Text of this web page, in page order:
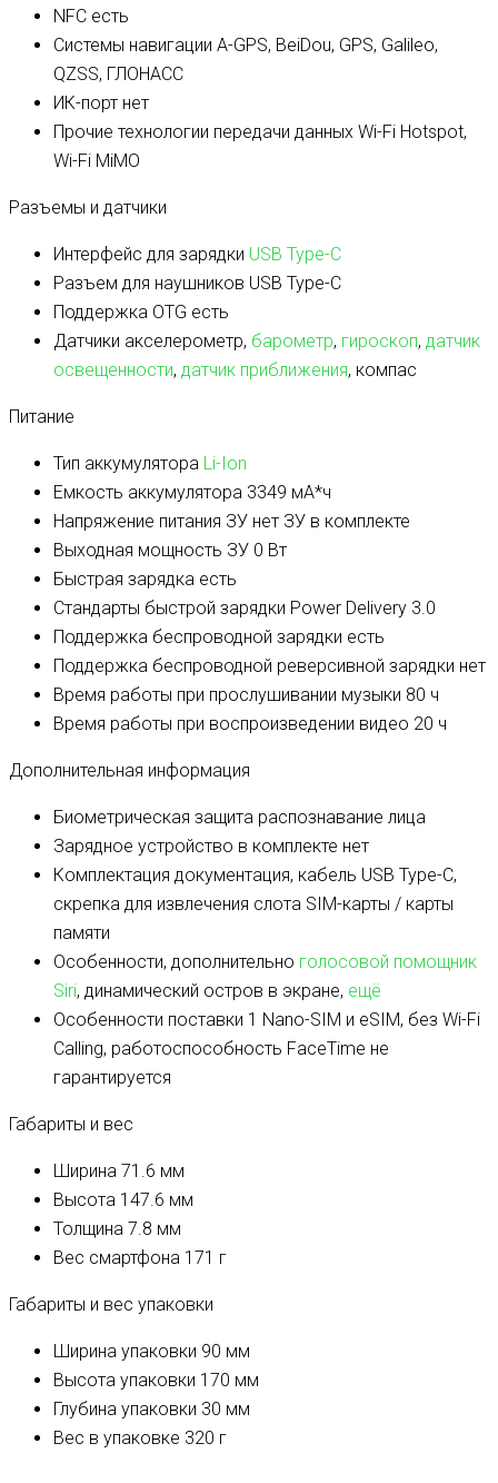
NFC есть
Системы навигации A-GPS, BeiDou, GPS, Galileo,
QZSS, ГЛОНАСС
ИК-порт нет
Прочие технологии передачи данных Wi-Fi Hotspot,
Wi-Fi MiMO
Разъемы и датчики
Интерфейс для зарядки USB Type-C
Разъем для наушников USB Type-C
Поддержка OTG есть
Датчики акселерометр, барометр, гироскоп, датчик
освещенности, датчик приближения, компас
Питание
Тип аккумулятора Li-Ion
Емкость аккумулятора 3349 мА*ч
Напряжение питания ЗУ нет ЗУ в комплекте
Выходная мощность ЗУ 0 Вт
Быстрая зарядка есть
Стандарты быстрой зарядки Power Delivery 3.0
Поддержка беспроводной зарядки есть
Поддержка беспроводной реверсивной зарядки нет
Время работы при прослушивании музыки 80 ч
Время работы при воспроизведении видео 20 ч
Дополнительная информация
Биометрическая защита распознавание лица
Зарядное устройство в комплекте нет
Комплектация документация, кабель USB Type-C,
скрепка для извлечения слота SIM-карты / карты
памяти
Особенности, дополнительно голосовой помощник
Siri, динамический остров в экране, ещё
Особенности поставки 1 Nano-SIM и eSIM, без Wi-Fi
Calling, работоспособность FaceTime не
гарантируется
Габариты и вес
Ширина 71.6 мм
Высота 147.6 мм
Толщина 7.8 мм
Вес смартфона 171 г
Габариты и вес упаковки
Ширина упаковки 90 мм
Высота упаковки 170 мм
Глубина упаковки 30 мм
Вес в упаковке 320 г